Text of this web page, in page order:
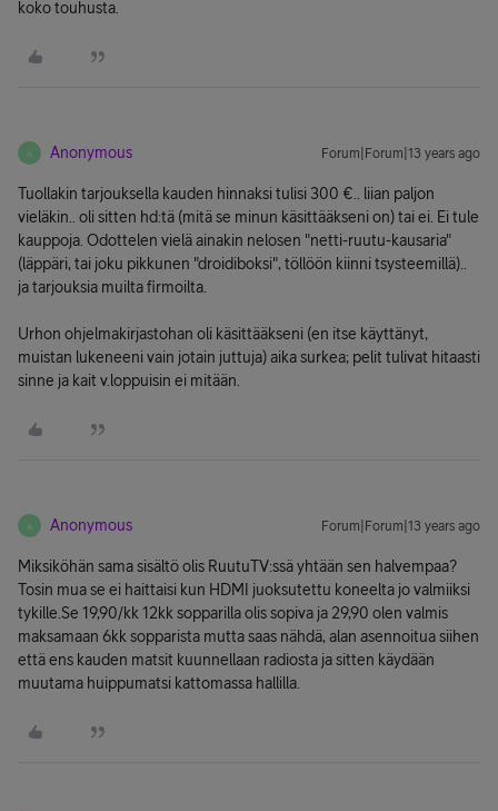
koko touhusta.
A Anonymous Forum|Forum|13 years ago
Tuollakin tarjouksella kauden hinnaksi tulisi 300 €.. liian paljon
vieläkin.. oli sitten hd:tä (mitä se minun käsittääkseni on) tai ei. Ei tule
kauppoja. Odottelen vielä ainakin nelosen "netti-ruutu-kausaria"
(läppäri, tai joku pikkunen "droidiboksi", töllöön kiinni tsysteemillä)..
ja tarjouksia muilta firmoilta.
Urhon ohjelmakirjastohan oli käsittääkseni (en itse käyttänyt,
muistan lukeneeni vain jotain juttuja) aika surkea; pelit tulivat hitaasti
sinne ja kait v.loppuisin ei mitään.
A Anonymous Forum|Forum|13 years ago
Miksiköhän sama sisältö olis RuutuTV:ssä yhtään sen halvempaa?
Tosin mua se ei haittaisi kun HDMI juoksutettu koneelta jo valmiiksi
tykille.Se 19,90/kk 12kk sopparilla olis sopiva ja 29,90 olen valmis
maksamaan 6kk sopparista mutta saas nähdä, alan asennoitua siihen
että ens kauden matsit kuunnellaan radiosta ja sitten käydään
muutama huippumatsi kattomassa hallilla.